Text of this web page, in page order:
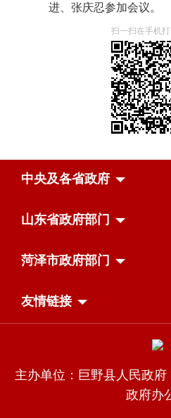
进、张庆忍参加会议。
扫一扫在手机
中央及各省政府
山东省政府部门
菏泽市政府部门
友情链接
主办单位：巨野县人民政
政府办